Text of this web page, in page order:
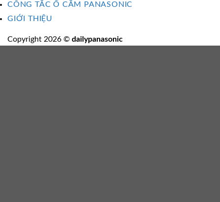
CÔNG TẮC Ổ CẮM PANASONIC
GIỚI THIỆU
Copyright 2026 © dailypanasonic